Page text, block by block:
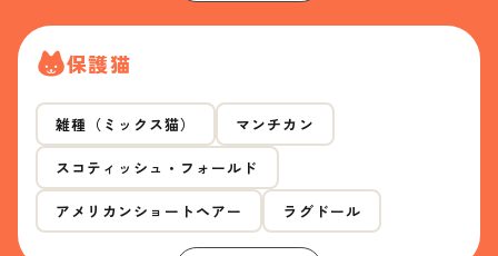
保護猫
雑種（ミックス猫） マンチカン
スコティッシュ・フォールド
アメリカンショートヘアー ラグドール